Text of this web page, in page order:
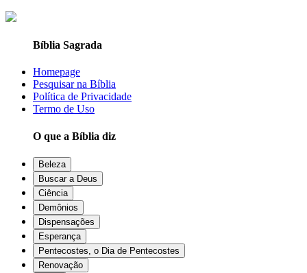
Bíblia Sagrada
Homepage
Pesquisar na Bíblia
Política de Privacidade
Termo de Uso
O que a Bíblia diz
Beleza
Buscar a Deus
Ciência
Demônios
Dispensações
Esperança
Pentecostes, o Dia de Pentecostes
Renovação